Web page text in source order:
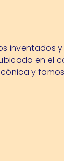
inventados
en el
y